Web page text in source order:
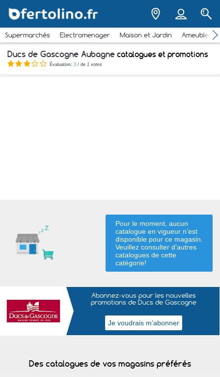
Supermarchés Electromenager Maison et Jardin
Ducs de Gascogne Aubagne catalogues et promotions
Évaluation: 3 / de 1 votes
Pour le moment, aucun
catalogue en vigueur n’est
disponible pour ce magasin.
Veuillez consulter d’autres
catalogues de cette
catégorie!
Abonnez-vous pour les nouvelles
promotions de Ducs de Gascogne
Des catalogues de vos magasins préférés